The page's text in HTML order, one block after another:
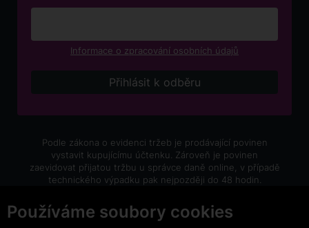
Používáme soubory cookies
Informace o zpracování osobních údajů
Podle zákona o evidenci tržeb je prodávající povinen
vystavit kupujícímu účtenku. Zároveň je povinen
zaevidovat přijatou tržbu u správce daně online, v případě
technického výpadku pak nejpozději do 48 hodin.
nápojů osobám mladším 18 let.